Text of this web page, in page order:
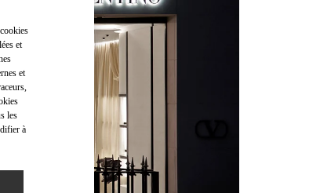
et
et
les
à